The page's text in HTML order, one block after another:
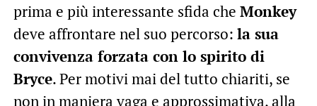
prima e più interessante sfida che Monkey
deve affrontare nel suo percorso: la sua
convivenza forzata con lo spirito di
Bryce. Per motivi mai del tutto chiariti, se
non in maniera vaga e approssimativa, alla